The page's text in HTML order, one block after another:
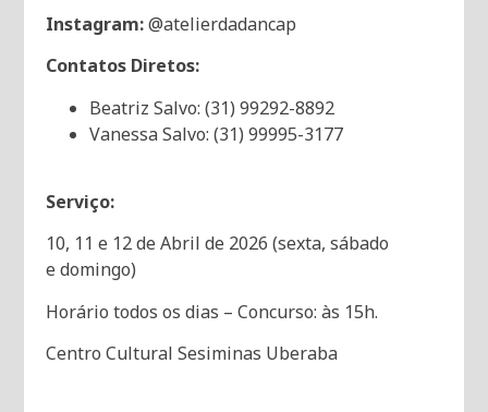
Instagram:@atelierdadancap
Contatos Diretos:
Beatriz Salvo: (31) 99292-8892
Vanessa Salvo: (31) 99995-3177
Serviço:
10, 11 e 12 de Abril de 2026 (sexta, sábado
e domingo)
Horário todos os dias – Concurso: às 15h.
Centro Cultural Sesiminas Uberaba